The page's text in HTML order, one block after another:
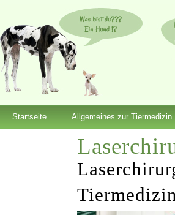
Startseite Allgemeines zur Tiermedizin
Tiermedizin